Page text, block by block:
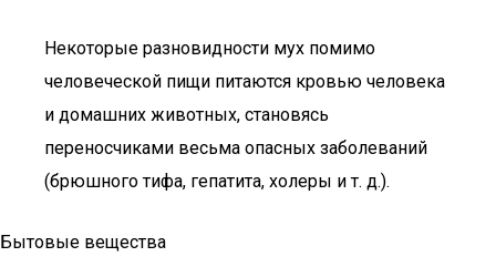
Некоторые разновидности мух помимо
человеческой пищи питаются кровью человека
и домашних животных, становясь
переносчиками весьма опасных заболеваний
(брюшного тифа, гепатита, холеры и т. д.).
Бытовые вещества